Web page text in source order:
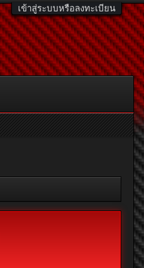
เข้าสู่ระบบหรือลงทะเบียน